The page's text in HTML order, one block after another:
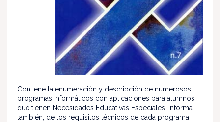
Contiene la enumeración y descripción de numerosos
programas informáticos con aplicaciones para alumnos
que tienen Necesidades Educativas Especiales. Informa,
también, de los requisitos técnicos de cada programa